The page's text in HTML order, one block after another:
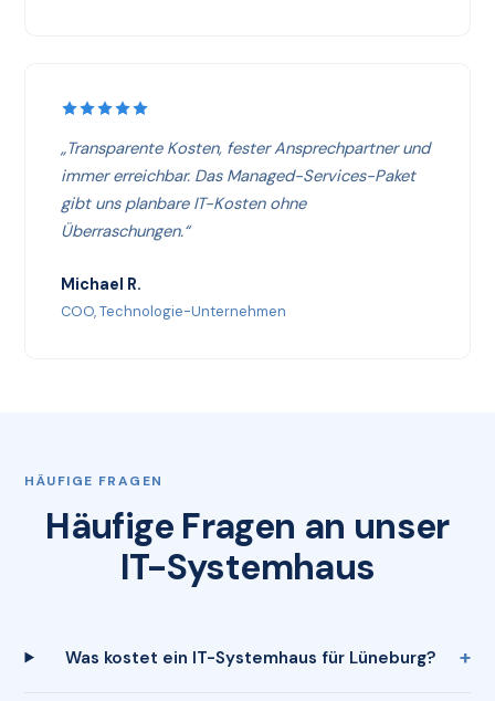
„Transparente Kosten, fester Ansprechpartner und
immer erreichbar. Das Managed-Services-Paket
gibt uns planbare IT-Kosten ohne
Überraschungen.“
Michael R.
COO, Technologie-Unternehmen
HÄUFIGE FRAGEN
Häufige Fragen an unser
IT-Systemhaus
Was kostet ein IT-Systemhaus für Lüneburg?